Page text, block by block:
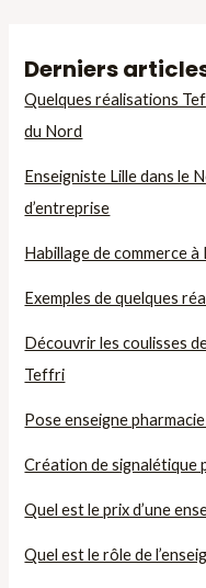
Derniers
Quelques réalisations
du Nord
Enseigniste Lille dans le
d’entreprise
Habillage de commerce à
Exemples de quelques
Découvrir les coulisses
Teffri
Pose enseigne
Création de signalétique
Quel est le prix d’une
Quel est le rôle de